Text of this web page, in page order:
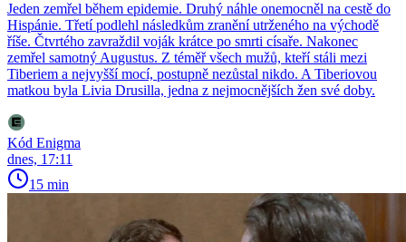
Jeden zemřel během epidemie. Druhý náhle onemocněl na cestě do
Hispánie. Třetí podlehl následkům zranění utrženého na východě
říše. Čtvrtého zavraždil voják krátce po smrti císaře. Nakonec
zemřel samotný Augustus. Z téměř všech mužů, kteří stáli mezi
Tiberiem a nejvyšší mocí, postupně nezůstal nikdo. A Tiberiovou
matkou byla Livia Drusilla, jedna z nejmocnějších žen své doby.
Kód Enigma
dnes, 17:11
15 min